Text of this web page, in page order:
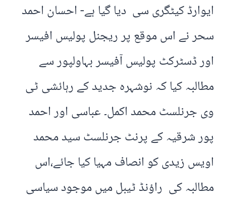
ایوارڈ کیٹگری سی دیا گیا ہے- احسان احمد
سحر نے اس موقع پر ریجنل پولیس افیسر
اور ڈسٹرکٹ پولیس آفیسر بہاولپور سے
مطالبہ کیا کہ نوشہرہ جدید کے رہائشی ٹی
وی جرنلسٹ محمد اکمل۔ عباسی اور احمد
پور شرقیہ کے پرنٹ جرنلسٹ سید محمد
اویس زیدی کو انصاف مہیا کیا جائے،اس
مطالبہ کی راؤنڈ ٹیبل میں موجود سیاسی